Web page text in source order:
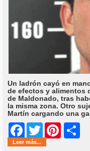
Un ladrón cayó en
de efectos y alimentos
de Maldonado, tras
la misma zona. Otro
Martín cargando una
Facebook
Twitter Pinterest
Leer más...